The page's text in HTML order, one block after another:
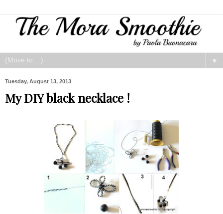
▼
Tuesday, August 13, 2013
My DIY black necklace !